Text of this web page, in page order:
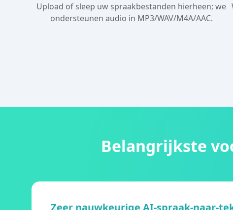
Upload of sleep uw spraakbestanden hierheen; we
ondersteunen audio in MP3/WAV/M4A/AAC.
Belangrijkste
Zeer nauwkeurige AI-spraak-naar-